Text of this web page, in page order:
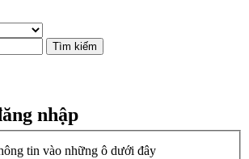
nhập
tin vào những ô dưới đây